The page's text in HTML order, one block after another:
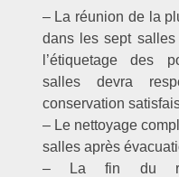
– La réunion de la
dans les sept
l’étiquetage des
salles devra
conservation
– Le nettoyage
salles après
– La fin du